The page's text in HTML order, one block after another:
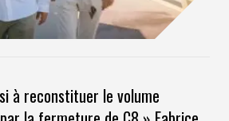
à reconstituer le volume